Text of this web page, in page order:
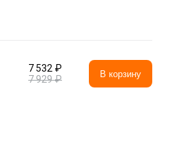
7 532 ₽
7 929 ₽
В корзину